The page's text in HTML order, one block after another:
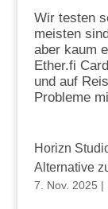
Wir testen
meisten
aber kaum
Ether.fi
und auf
Probleme
Horizn
Alternative
7. Nov. 2025 |